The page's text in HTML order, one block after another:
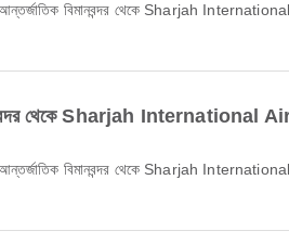
থেকে Sharjah International